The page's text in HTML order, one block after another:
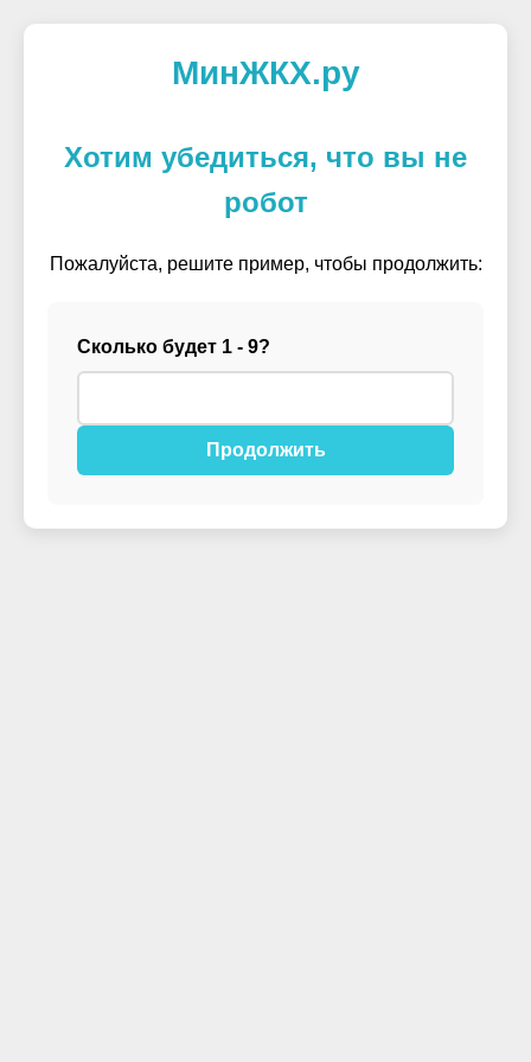
МинЖКХ.ру
Хотим убедиться, что вы не
робот
Пожалуйста, решите пример, чтобы продолжить:
Сколько будет 1 - 9?
Продолжить